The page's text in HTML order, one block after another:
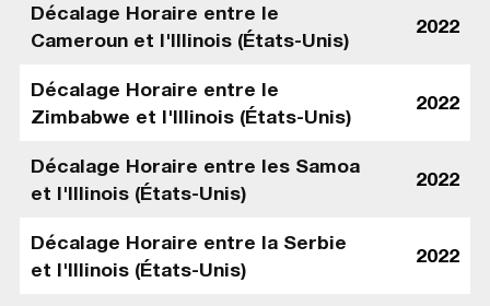
Décalage Horaire entre le
Cameroun et l'Illinois (États-Unis)
2022
Décalage Horaire entre le
Zimbabwe et l'Illinois (États-Unis)
2022
Décalage Horaire entre les Samoa
et l'Illinois (États-Unis)
2022
Décalage Horaire entre la Serbie
et l'Illinois (États-Unis)
2022